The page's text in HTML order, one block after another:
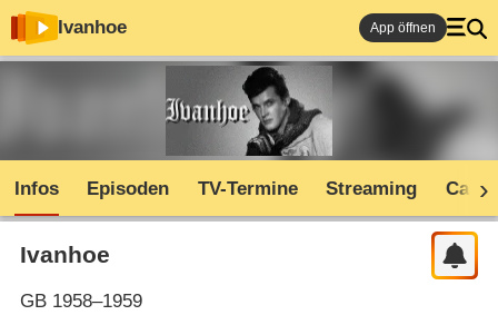
Ivanhoe App öffnen
Infos Episoden TV-Termine Streaming Cast
Ivanhoe
GB1958–1959